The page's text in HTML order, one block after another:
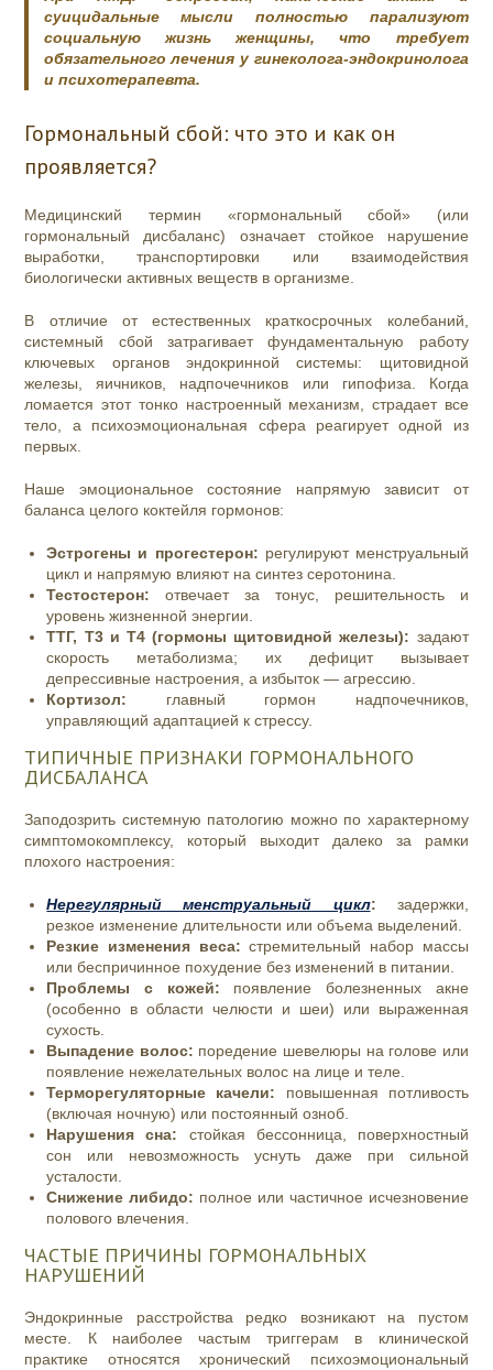
суицидальные мысли полностью парализуют
социальную жизнь женщины, что требует
обязательного лечения у гинеколога-эндокринолога
и психотерапевта.
Гормональный сбой: что это и как он
проявляется?
Медицинский термин «гормональный сбой» (или
гормональный дисбаланс) означает стойкое нарушение
выработки, транспортировки или взаимодействия
биологически активных веществ в организме.
В отличие от естественных краткосрочных колебаний,
системный сбой затрагивает фундаментальную работу
ключевых органов эндокринной системы: щитовидной
железы, яичников, надпочечников или гипофиза. Когда
ломается этот тонко настроенный механизм, страдает все
тело, а психоэмоциональная сфера реагирует одной из
первых.
Наше эмоциональное состояние напрямую зависит от
баланса целого коктейля гормонов:
Эстрогены и прогестерон: регулируют менструальный
цикл и напрямую влияют на синтез серотонина.
Тестостерон: отвечает за тонус, решительность и
уровень жизненной энергии.
ТТГ, Т3 и Т4 (гормоны щитовидной железы): задают
скорость метаболизма; их дефицит вызывает
депрессивные настроения, а избыток — агрессию.
Кортизол: главный гормон надпочечников,
управляющий адаптацией к стрессу.
ТИПИЧНЫЕ ПРИЗНАКИ ГОРМОНАЛЬНОГО
ДИСБАЛАНСА
Заподозрить системную патологию можно по характерному
симптомокомплексу, который выходит далеко за рамки
плохого настроения:
Нерегулярный менструальный цикл: задержки,
резкое изменение длительности или объема выделений.
Резкие изменения веса: стремительный набор массы
или беспричинное похудение без изменений в питании.
Проблемы с кожей: появление болезненных акне
(особенно в области челюсти и шеи) или выраженная
сухость.
Выпадение волос: поредение шевелюры на голове или
появление нежелательных волос на лице и теле.
Терморегуляторные качели: повышенная потливость
(включая ночную) или постоянный озноб.
Нарушения сна: стойкая бессонница, поверхностный
сон или невозможность уснуть даже при сильной
усталости.
Снижение либидо: полное или частичное исчезновение
полового влечения.
ЧАСТЫЕ ПРИЧИНЫ ГОРМОНАЛЬНЫХ
НАРУШЕНИЙ
Эндокринные расстройства редко возникают на пустом
месте. К наиболее частым триггерам в клинической
практике относятся хронический психоэмоциональный